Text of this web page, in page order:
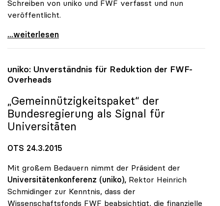
Schreiben von uniko und FWF verfasst und nun
veröffentlicht.
uniko und FWF empfehlen Unterstützung des
...weiterlesen
uniko: Unverständnis für Reduktion der FWF-
Overheads
„Gemeinnützigkeitspaket“ der
Bundesregierung als Signal für
Universitäten
OTS 24.3.2015
Mit großem Bedauern nimmt der Präsident der
Universitätenkonferenz (uniko), Rektor Heinrich
Schmidinger zur Kenntnis, dass der
Wissenschaftsfonds FWF beabsichtigt, die finanzielle